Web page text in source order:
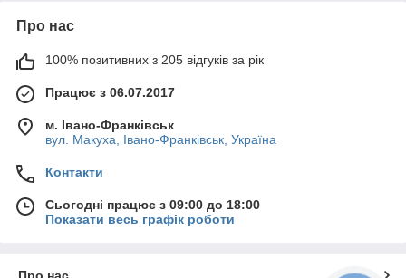
Про нас
100% позитивних з 205 відгуків за рік
Працює з 06.07.2017
м. Івано-Франківськ
вул. Макуха, Івано-Франківськ, Україна
Контакти
Сьогодні працює з 09:00 до 18:00
Показати весь графік роботи